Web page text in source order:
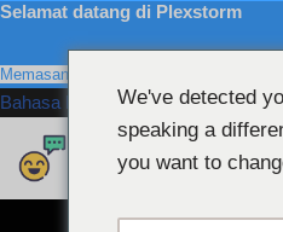
Selamat datang di Plexstorm
Memasang
Bahasa Indonesia:
Lewati
Plexstorm
We've detected
speaking a
you want to